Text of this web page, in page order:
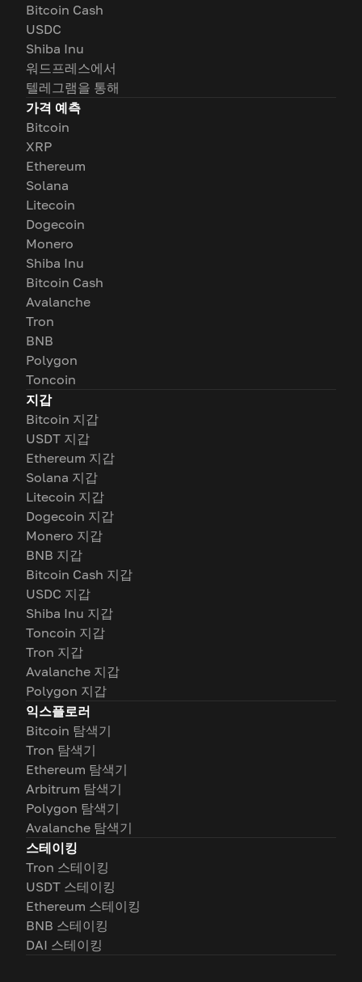
Bitcoin Cash
USDC
Shiba Inu
워드프레스에서
텔레그램을 통해
가격 예측
Bitcoin
XRP
Ethereum
Solana
Litecoin
Dogecoin
Monero
Shiba Inu
Bitcoin Cash
Avalanche
Tron
BNB
Polygon
Toncoin
지갑
Bitcoin 지갑
USDT 지갑
Ethereum 지갑
Solana 지갑
Litecoin 지갑
Dogecoin 지갑
Monero 지갑
BNB 지갑
Bitcoin Cash 지갑
USDC 지갑
Shiba Inu 지갑
Toncoin 지갑
Tron 지갑
Avalanche 지갑
Polygon 지갑
익스플로러
Bitcoin 탐색기
Tron 탐색기
Ethereum 탐색기
Arbitrum 탐색기
Polygon 탐색기
Avalanche 탐색기
스테이킹
Tron 스테이킹
USDT 스테이킹
Ethereum 스테이킹
BNB 스테이킹
DAI 스테이킹